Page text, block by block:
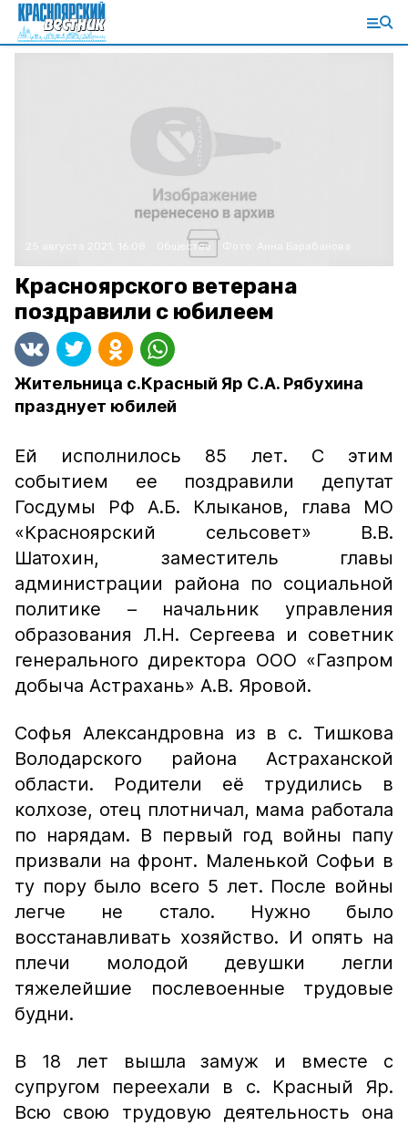
Общество
Красноярского ветерана
поздравили с юбилеем
Жительница с.Красный Яр С.А. Рябухина
празднует юбилей
Ей исполнилось 85 лет. С этим
событием ее поздравили депутат
Госдумы РФ А.Б. Клыканов, глава МО
«Красноярский сельсовет» В.В.
Шатохин, заместитель главы
администрации района по социальной
политике – начальник управления
образования Л.Н. Сергеева и советник
генерального директора ООО «Газпром
добыча Астрахань» А.В. Яровой.
Софья Александровна из в с. Тишкова
Володарского района Астраханской
области. Родители её трудились в
колхозе, отец плотничал, мама работала
по нарядам. В первый год войны папу
призвали на фронт. Маленькой Софьи в
ту пору было всего 5 лет. После войны
легче не стало. Нужно было
восстанавливать хозяйство. И опять на
плечи молодой девушки легли
тяжелейшие послевоенные трудовые
будни.
В 18 лет вышла замуж и вместе с
супругом переехали в с. Красный Яр.
Всю свою трудовую деятельность она